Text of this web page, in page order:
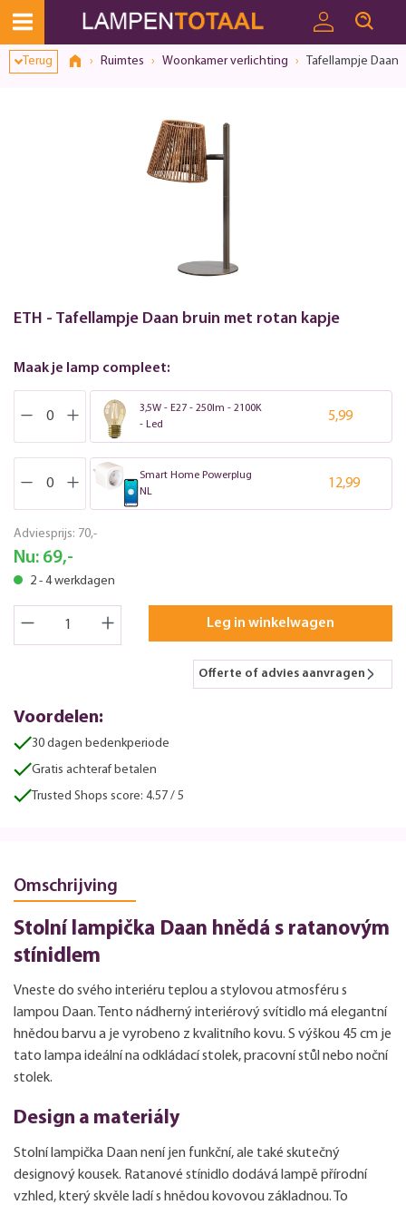
Terug Ruimtes Woonkamer verlichting Tafellampje Daan
ETH - Tafellampje Daan bruin met rotan kapje
Maak je lamp compleet:
3,5W - E27 - 250lm - 2100K
- Led
5,99
Smart Home Powerplug
NL
12,99
Adviesprijs: 70,-
Nu: 69,-
2 - 4 werkdagen
Leg in winkelwagen
Offerte of advies aanvragen
Voordelen:
30 dagen bedenkperiode
Gratis achteraf betalen
Trusted Shops score: 4.57 / 5
Omschrijving
Stolní lampička Daan hnědá s ratanovým
stínidlem
Vneste do svého interiéru teplou a stylovou atmosféru s
lampou Daan. Tento nádherný interiérový svítidlo má elegantní
hnědou barvu a je vyrobeno z kvalitního kovu. S výškou 45 cm je
tato lampa ideální na odkládací stolek, pracovní stůl nebo noční
stolek.
Design a materiály
Stolní lampička Daan není jen funkční, ale také skutečný
designový kousek. Ratanové stínidlo dodává lampě přírodní
vzhled, který skvěle ladí s hnědou kovovou základnou. To